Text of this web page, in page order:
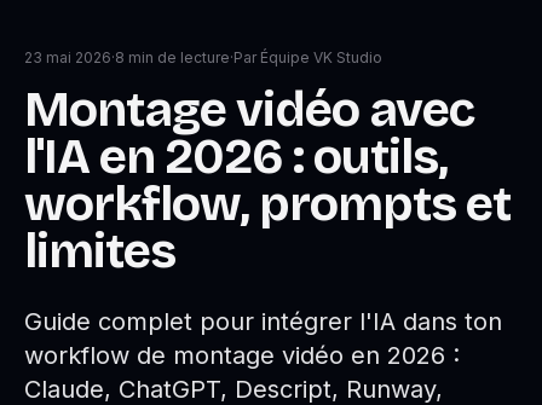
23 mai 2026·8 min de lecture·Par Équipe VK Studio
Montage vidéo avec
l'IA en 2026 : outils,
workflow, prompts et
limites
Guide complet pour intégrer l'IA dans ton
workflow de montage vidéo en 2026 :
Claude, ChatGPT, Descript, Runway,